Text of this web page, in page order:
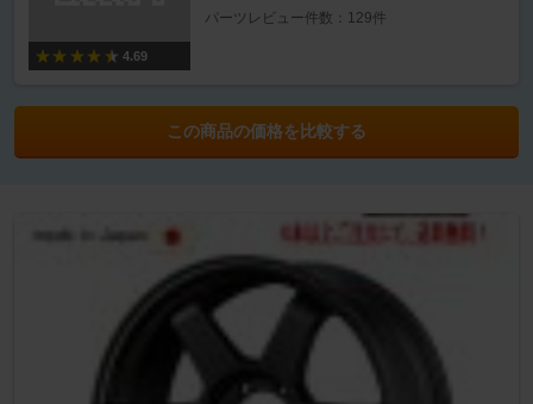
4.69
パーツレビュー件数：129件
この商品の価格を比較する